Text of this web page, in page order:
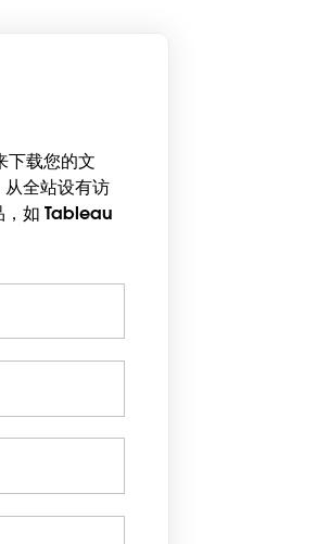
下载您的文
全站设有访
，如 Tableau